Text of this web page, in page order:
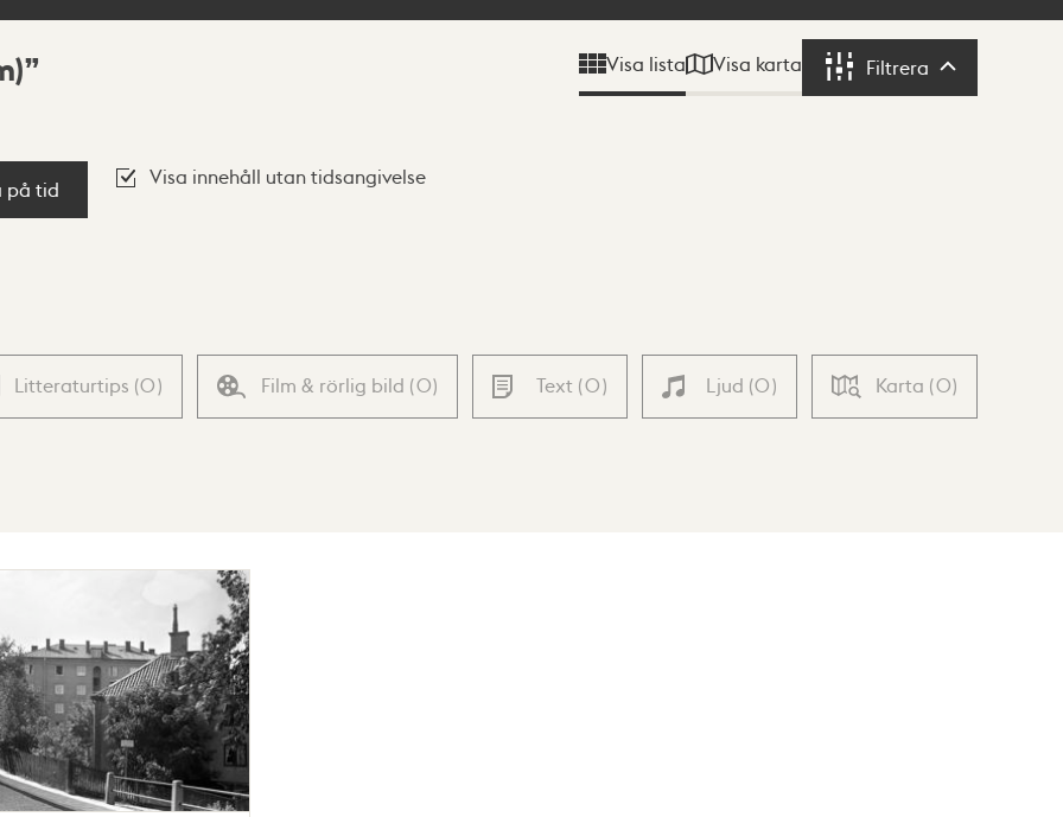
Visa lista Visa karta Filtrera Filtrera
på tid
Visa innehåll utan tidsangivelse
Litteraturtips (0) Film & rörlig bild (0) Text (0) Ljud (0) Karta (0)